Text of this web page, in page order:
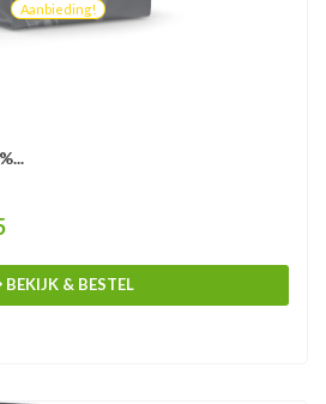
Aanbieding!
BEKIJK & BESTEL